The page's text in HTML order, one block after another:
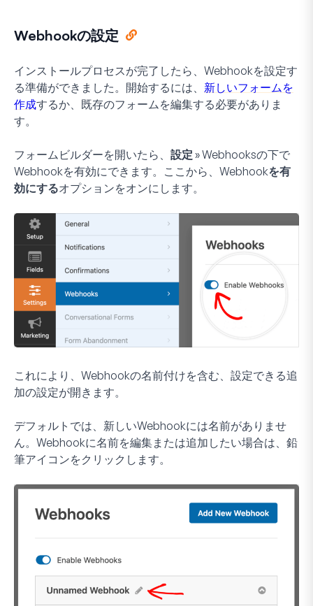
Webhookの設定
インストールプロセスが完了したら、Webhookを設定す
る準備ができました。開始するには、 新しいフォームを
作成するか、既存のフォームを編集する必要がありま
す。
フォームビルダーを開いたら、 設定 » Webhooksの下で
Webhookを有効にできます。ここから、 Webhookを有
効にするオプションをオンにします。
これにより、Webhookの名前付けを含む、設定できる追
加の設定が開きます。
デフォルトでは、新しいWebhookには名前がありませ
ん。Webhookに名前を編集または追加したい場合は、鉛
筆アイコンをクリックします。